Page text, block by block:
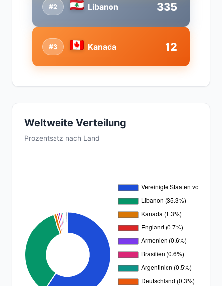
#2 Libanon 335
#3 Kanada 12
Weltweite Verteilung
Prozentsatz nach Land